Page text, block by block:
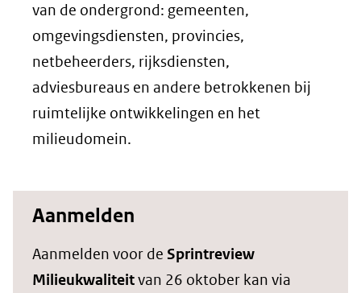
van de ondergrond: gemeenten,
omgevingsdiensten, provincies,
netbeheerders, rijksdiensten,
adviesbureaus en andere betrokkenen bij
ruimtelijke ontwikkelingen en het
milieudomein.
Aanmelden
Aanmelden voor de Sprintreview
Milieukwaliteitvan 26 oktober kan via